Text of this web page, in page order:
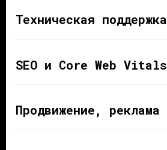
Техническая поддержка
SEO и Core Web Vitals
Продвижение, реклама